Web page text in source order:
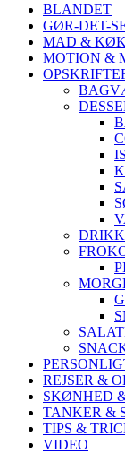
BLANDET
GØR-DET-
MAD &
MOTION &
IS
REJSER &
SKØNHED
TANKER &
TIPS &
VIDEO